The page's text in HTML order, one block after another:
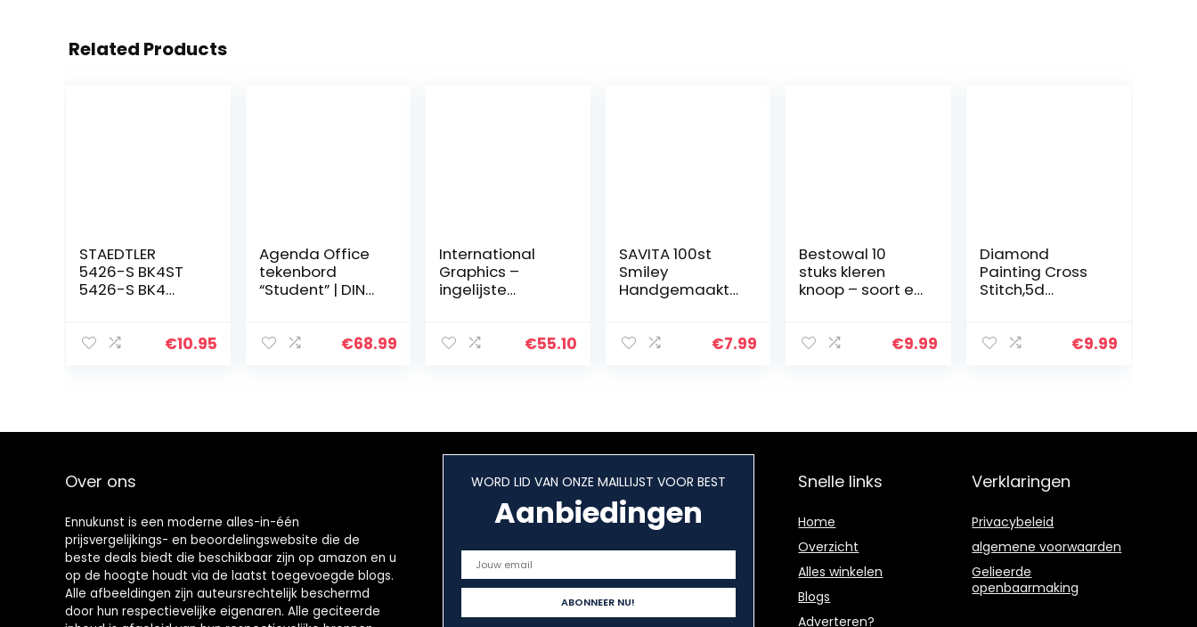
Related Products
STAEDTLER
5426-S BK4ST
5426-S BK4
wisbare
€10.95
Agenda Office
tekenbord
“Student” | DIN
accessoires |
€68.99
International
Graphics –
ingelijste
– ‘Martini Dry –
€55.10
SAVITA 100st
Smiley
Handgemaakte
Kleuren Smiley
€7.99
Bestowal 10
stuks kleren
knoop – soort en
metalen
€9.99
Diamond
Painting Cross
Stitch,5d
dad and Kid,DIY
€9.99
Over ons
Ennukunst is een moderne alles-in-één
prijsvergelijkings- en beoordelingswebsite die de
beste deals biedt die beschikbaar zijn op amazon en u
op de hoogte houdt via de laatst toegevoegde blogs.
Alle afbeeldingen zijn auteursrechtelijk beschermd
door hun respectievelijke eigenaren. Alle geciteerde
WORD LID VAN ONZE MAILLIJST VOOR BEST
Aanbiedingen
Snelle links
Home
Overzicht
Alles winkelen
Blogs
Adverteren?
Verklaringen
Privacybeleid
algemene voorwaarden
Gelieerde
openbaarmaking